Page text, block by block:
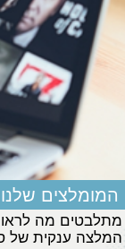
המומלצים
מתלבטים מה
המלצה ענקית של